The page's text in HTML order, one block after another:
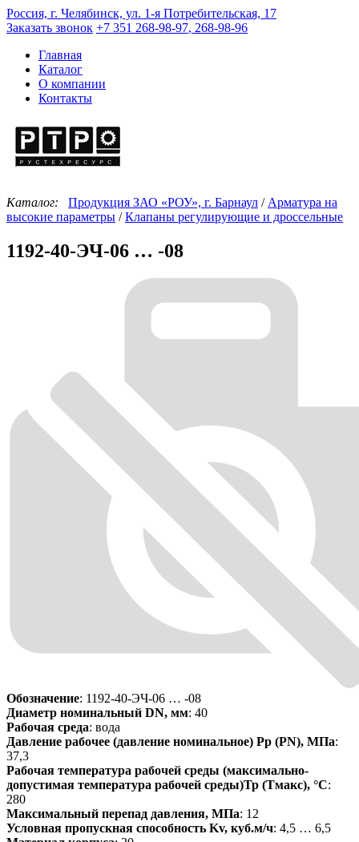
Россия, г. Челябинск, ул. 1-я Потребительская, 17
Заказать звонок +7 351 268-98-97, 268-98-96
Главная
Каталог
О компании
Контакты
Каталог: Продукция ЗАО «РОУ», г. Барнаул / Арматура на
высокие параметры /Клапаны регулирующие и дроссельные
1192-40-ЭЧ-06 … -08
Обозначение: 1192-40-ЭЧ-06 … -08
Диаметр номинальный DN, мм: 40
Рабочая среда: вода
Давление рабочее (давление номинальное) Pp (PN), МПа:
37,3
Рабочая температура рабочей среды (максимально-
допустимая температура рабочей среды)Тр (Тмакс), °С:
280
Максимальный перепад давления, МПа: 12
Условная пропускная способность Kv, куб.м/ч: 4,5 … 6,5